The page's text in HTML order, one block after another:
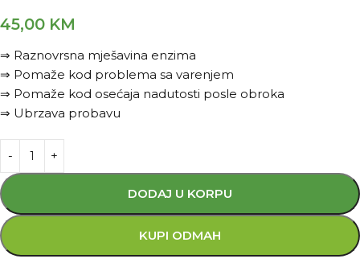
45,00 KM
⇒ Raznovrsna mješavina enzima
⇒ Pomaže kod problema sa varenjem
⇒ Pomaže kod osećaja nadutosti posle obroka
⇒ Ubrzava probavu
DODAJ U KORPU
KUPI ODMAH